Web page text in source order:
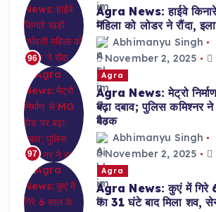
96
Agra News: हाईवे किनारे
महिला को लोडर ने रौंदा,
Abhimanyu Singh
November 2, 2025
97
Agra
Agra News: मेट्रो
बढ़ा दबाव; पुलिस कमिश्नर
बैठक
Abhimanyu Singh
November 2, 2025
Agra
Agra News: कुएं में गिरे
का 31 घंटे बाद मिला शव,